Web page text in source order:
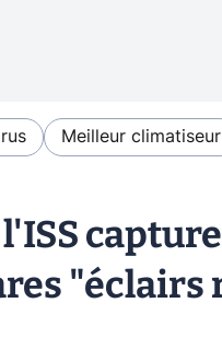
Meilleur climatiseur
"éclairs